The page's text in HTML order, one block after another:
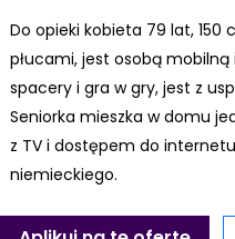
Do opieki kobieta 79 lat,
płucami, jest osobą
spacery i gra w gry, jest z
Seniorka mieszka w domu
z TV i dostępem do
niemieckiego.